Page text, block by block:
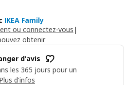
IKEA Family
ou connectez-vous |
obtenir
d'avis
les 365 jours pour un
Plus d'infos